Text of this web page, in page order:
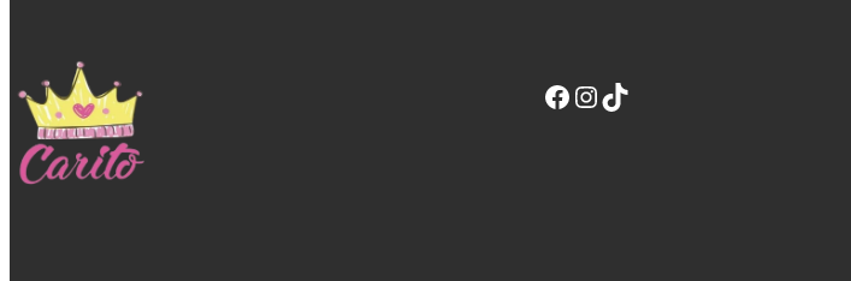
Facebook InstagramTikTok